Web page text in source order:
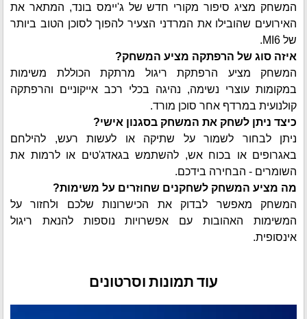
המשחק מציג סיפור מקורי חדש של ג'יימס בונד, המתאר את
האירועים שהובילו את המרדני הצעיר להפוך לסוכן הטוב ביותר
של MI6.
איזה סוג של הרפתקה מציע המשחק?
המשחק מציע הרפתקת ריגול מרתקת הכוללת משימות
במקומות עוצרי נשימה, נהיגה בכלי רכב אייקוניים והרפתקה
קולנועית במרדף אחר סוכן מורד.
כיצד ניתן לשחק את המשחק בסגנון אישי?
ניתן לבחור לשמור על שתיקה או לעשות רעש, להילחם
באגרופים או בכוח אש, להשתמש בגאדג'טים או לרמות את
השומרים - הבחירה בידכם.
מה מציע המשחק לשחקנים שחוזרים על משימות?
המשחק מאפשר לבדוק את הכישרונות שלכם ולחזור על
המשימות האהובות עם אפשרויות נוספות להנאת ריגול
אינסופית.
עוד תמונות וסרטונים